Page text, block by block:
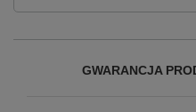
GWARANCJA